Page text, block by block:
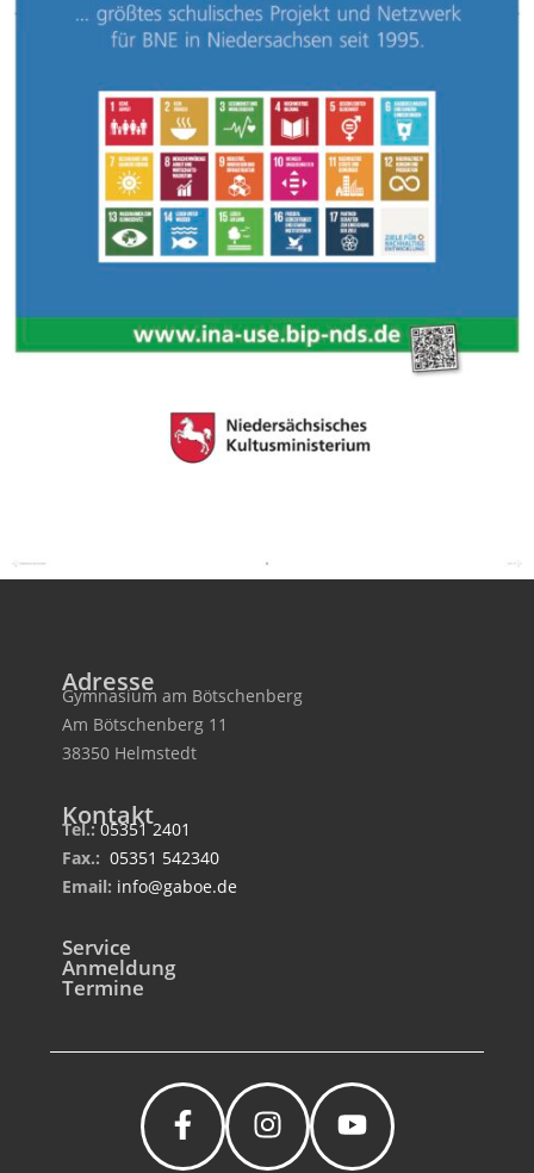
Adresse
Gymnasium am Bötschenberg
Am Bötschenberg 11
38350 Helmstedt
Kontakt
Tel.:05351 2401
Fax.:05351 542340
Email: info@gaboe.de
Service
Anmeldung
Termine